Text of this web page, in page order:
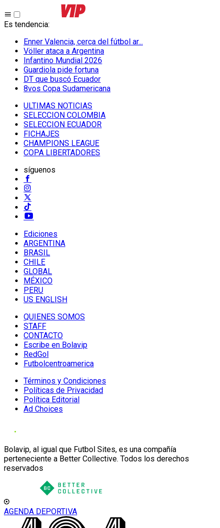
Es tendencia:
Enner Valencia, cerca del fútbol ar...
Völler ataca a Argentina
Infantino Mundial 2026
Guardiola pide fortuna
DT que buscó Ecuador
8vos Copa Sudamericana
ULTIMAS NOTICIAS
SELECCION COLOMBIA
SELECCION ECUADOR
FICHAJES
CHAMPIONS LEAGUE
COPA LIBERTADORES
síguenos
Ediciones
ARGENTINA
BRASIL
CHILE
GLOBAL
MÉXICO
PERU
US ENGLISH
QUIENES SOMOS
STAFF
CONTACTO
Escribe en Bolavip
RedGol
Futbolcentroamerica
Términos y Condiciones
Políticas de Privacidad
Política Editorial
Ad Choices
Bolavip, al igual que Futbol Sites, es una compañía
perteneciente a Better Collective. Todos los derechos
reservados
AGENDA DEPORTIVA